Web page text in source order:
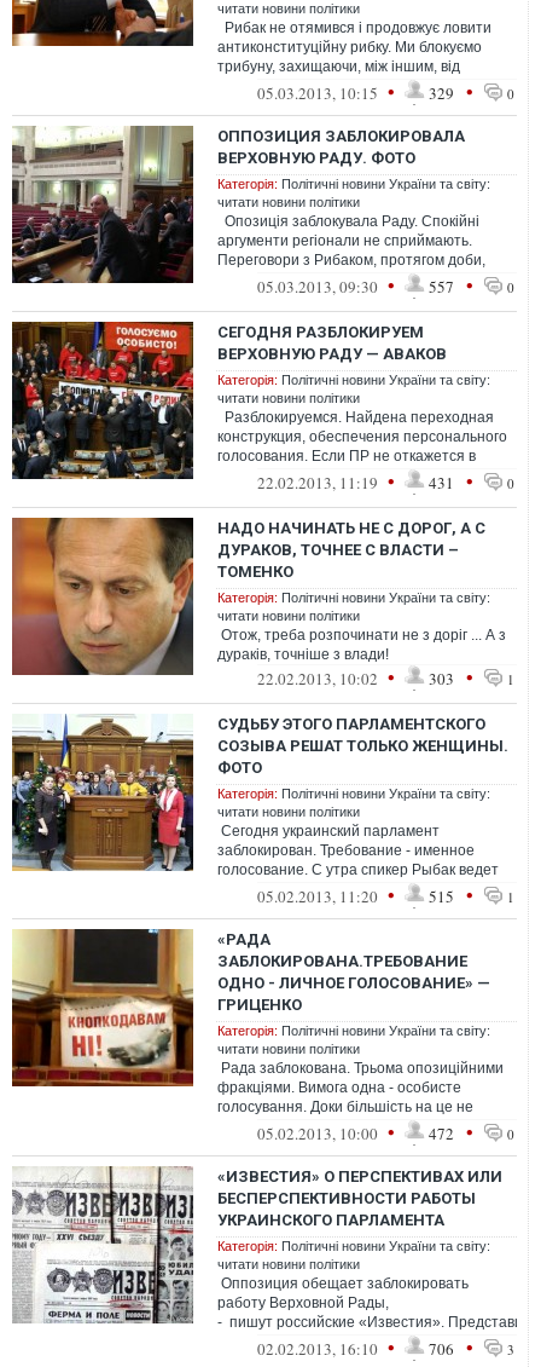
читати новини політики
Рибак не отямився і продовжує ловити
антиконституційну рибку. Ми блокуємо
трибуну, захищаючи, між іншим, від
беззаконня не лише Власенка, не л...
05.03.2013, 10:15 • 329 • 0
ОППОЗИЦИЯ ЗАБЛОКИРОВАЛА
ВЕРХОВНУЮ РАДУ. ФОТО
Категорія: Політичні новини України та світу:
читати новини політики
Опозиція заблокувала Раду. Спокійні
аргументи регіонали не сприймають.
Переговори з Рибаком, протягом доби,
нічого не дали. І зараз продовжуют...
05.03.2013, 09:30 • 557 • 0
СЕГОДНЯ РАЗБЛОКИРУЕМ
ВЕРХОВНУЮ РАДУ — АВАКОВ
Категорія: Політичні новини України та світу:
читати новини політики
Разблокируемся. Найдена переходная
конструкция, обеспечения персонального
голосования. Если ПР не откажется в
последниц момент то через час по...
22.02.2013, 11:19 • 431 • 0
НАДО НАЧИНАТЬ НЕ С ДОРОГ, А С
ДУРАКОВ, ТОЧНЕЕ C ВЛАСТИ –
ТОМЕНКО
Категорія: Політичні новини України та світу:
читати новини політики
Отож, треба розпочинати не з доріг ... А з
дураків, точніше з влади!
22.02.2013, 10:02 • 303 • 1
СУДЬБУ ЭТОГО ПАРЛАМЕНТСКОГО
СОЗЫВА РЕШАТ ТОЛЬКО ЖЕНЩИНЫ.
ФОТО
Категорія: Політичні новини України та світу:
читати новини політики
Сегодня украинский парламент
заблокирован. Требование - именное
голосование. С утра спикер Рыбак ведет
парламентарские переговоры, а вчера по
05.02.2013, 11:20 • 515 • 1
«РАДА
ЗАБЛОКИРОВАНА.ТРЕБОВАНИЕ
ОДНО - ЛИЧНОЕ ГОЛОСОВАНИЕ» —
ГРИЦЕНКО
Категорія: Політичні новини України та світу:
читати новини політики
Рада заблокована. Трьома опозиційними
фракціями. Вимога одна - особисте
голосування. Доки більшість на це не
погодиться - Рада не працюватиме....
05.02.2013, 10:00 • 472 • 0
«ИЗВЕСТИЯ» О ПЕРСПЕКТИВАХ ИЛИ
БЕСПЕРСПЕКТИВНОСТИ РАБОТЫ
УКРАИНСКОГО ПАРЛАМЕНТА
Категорія: Політичні новини України та світу:
читати новини політики
Оппозиция обещает заблокировать
работу Верховной Рады,
- пишут российские «Известия».
«Батькивщины», «Св...
02.02.2013, 16:10 • 706 • 3